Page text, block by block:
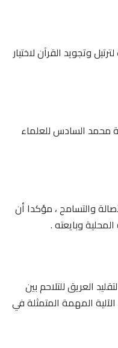
لترتيل وتجويد القرآن لاختيار
محمد السادس للعلماء
والتسامح ، مؤكدا أن
وبايعته .
العريق للتلاحم بين
المهمة المتمثلة في